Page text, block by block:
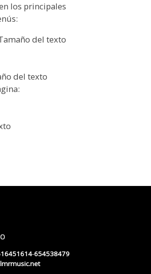
los principales
del texto
del texto
-654538479